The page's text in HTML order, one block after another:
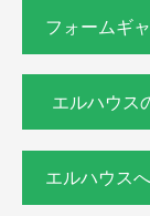
フォームギ
エルハウス
エルハウス